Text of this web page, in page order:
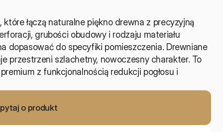
łączą naturalne piękno drewna z precyzyjną
grubości obudowy i rodzaju materiału
dopasować do specyfiki pomieszczenia. Drewniane
przestrzeni szlachetny, nowoczesny charakter. To
z funkcjonalnością redukcji pogłosu i
o produkt